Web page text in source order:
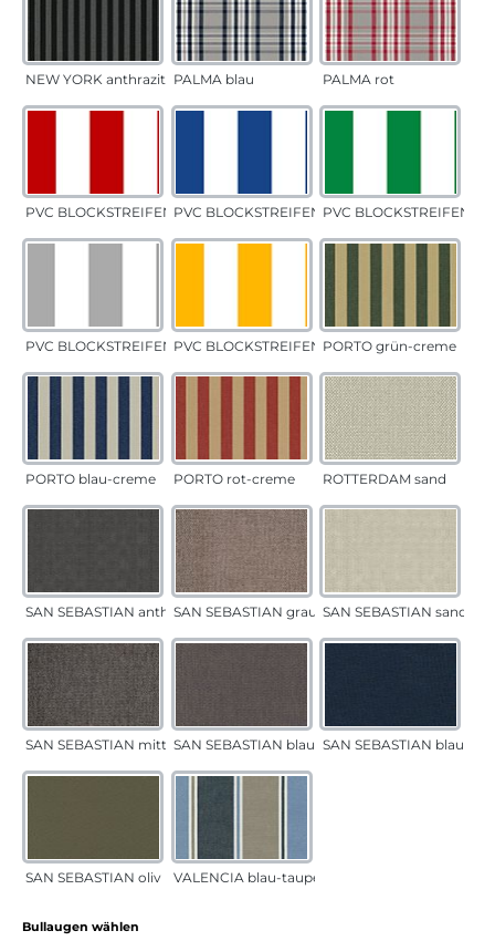
NEW YORK anthrazit PALMA blau PALMA rot
PVC BLOCKSTREIFEN rotPVC BLOCKSTREIFEN blauPVC BLOCKSTREIFEN
PVC BLOCKSTREIFEN grauPVC BLOCKSTREIFEN gelbPORTO grün-creme
PORTO blau-creme PORTO rot-creme ROTTERDAM sand
SAN SEBASTIAN anthrazitSAN SEBASTIAN grau-sandSAN SEBASTIAN sand
SAN SEBASTIAN mittelgrauSAN SEBASTIAN blau-sandSAN SEBASTIAN blau
SAN SEBASTIAN oliv VALENCIA blau-taupe
Bullaugen wählen